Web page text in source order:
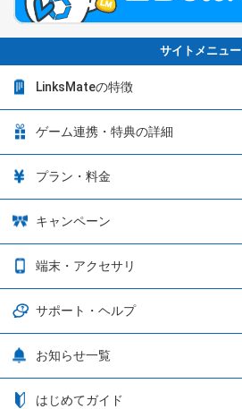
サイトメニュー
LinksMateの特徴
LinksMateの特徴
音声通話料金がもっとオトクに
データ通信容量繰り越し
通信エリアと通信速度状況
つながる端末保証
ゲーム連携・特典の詳細
ゲーム連携・特典の詳細
ブレイブソード×ブレイズソウル
ウマ娘 プリティーダービー
プリンセスコネクト！Re:Dive
プラン・料金
プラン・料金
3種類のSIMタイプ
日割り計算
キャンペーン
お得なキャンペーン実施中！
OPPO端末購入キャンペーン第5弾
端末・アクセサリ
端末・アクセサリ
iPhone利用について
サポート・ヘルプ
サポート・ヘルプ
お知らせ一覧
お知らせ一覧
はじめてガイド